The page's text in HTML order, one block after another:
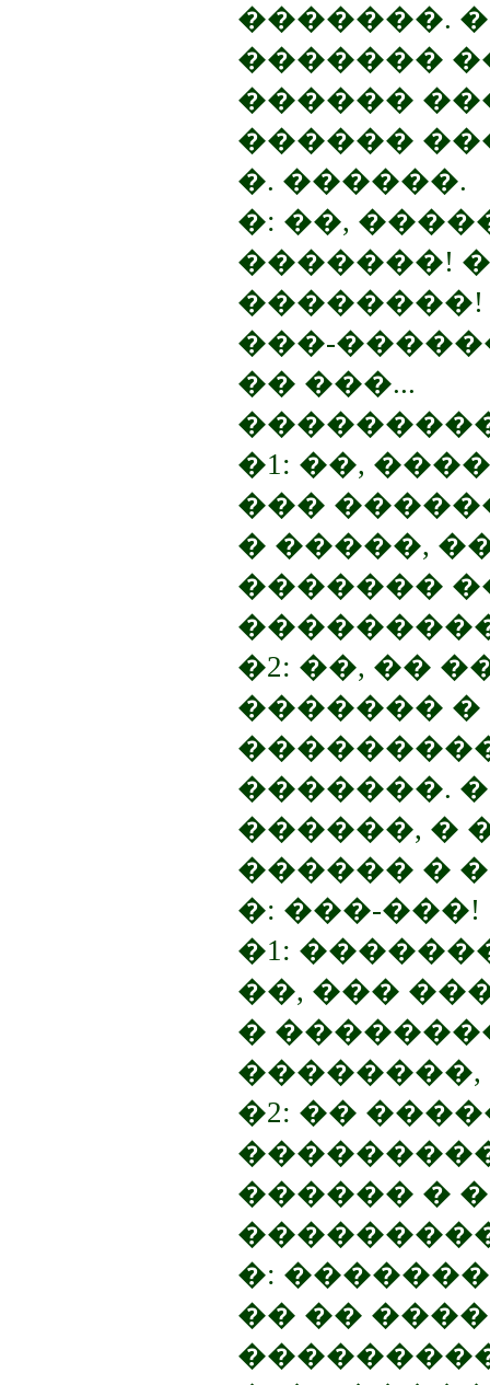
�������.
�������
������
������
�. ������.
�: ��,
�������!
��������!
���-
�� ���...
�1: ��,
���
� �����,
�������
�2: ��, ��
������� �
�������.
������, �
������ �
�: ���-���!
�1:
��, ���
�
�2: ��
������ �
�:
�� ��